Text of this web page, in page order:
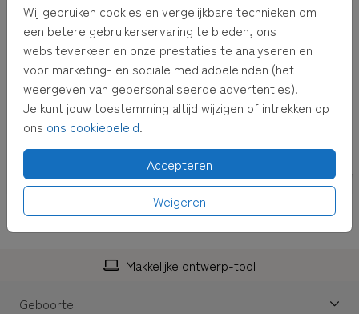
Wij gebruiken cookies en vergelijkbare technieken om
een betere gebruikerservaring te bieden, ons
websiteverkeer en onze prestaties te analyseren en
voor marketing- en sociale mediadoeleinden (het
weergeven van gepersonaliseerde advertenties).
Je kunt jouw toestemming altijd wijzigen of intrekken op
ons ons cookiebeleid.
Accepteren
Weigeren
Makkelijke ontwerp-tool
Geboorte